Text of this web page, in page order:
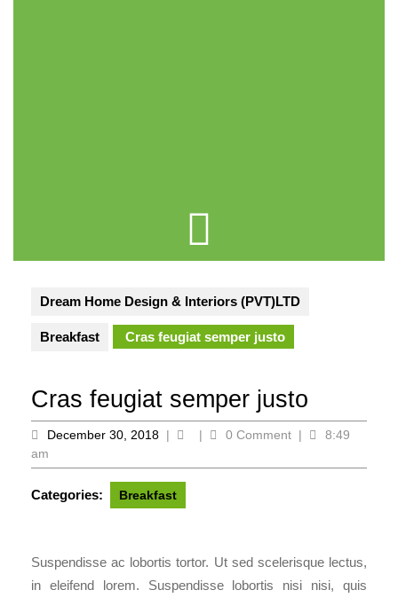
Dream Home Design & Interiors (PVT)LTD
Breakfast Cras feugiat semper justo
Cras feugiat semper justo
December 30, 2018December
2018
| | 0 Comment |
8:49
am
Categories: Breakfast
Suspendisse ac lobortis tortor. Ut sed scelerisque lectus,
in eleifend lorem. Suspendisse lobortis nisi nisi, quis